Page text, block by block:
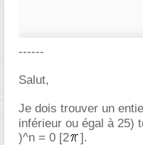
------
Salut,
Je dois trouver un
inférieur ou égal à 25)
)^n = 0 [2
].